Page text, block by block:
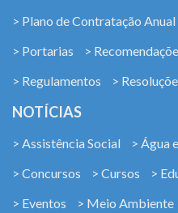
> Plano de Contratação Anual
> Portarias
>
> Regulamentos
>
NOTÍCIAS
> Assistência Social > Água
> Concursos
> Cursos >
> Eventos
> Meio Ambiente